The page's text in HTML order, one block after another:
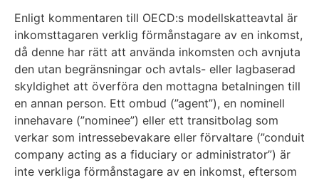
Enligt kommentaren till OECD:s modellskatteavtal är
inkomsttagaren verklig förmånstagare av en inkomst,
då denne har rätt att använda inkomsten och avnjuta
den utan begränsningar och avtals- eller lagbaserad
skyldighet att överföra den mottagna betalningen till
en annan person. Ett ombud (”agent”), en nominell
innehavare (”nominee”) eller ett transitbolag som
verkar som intressebevakare eller förvaltare (”conduit
company acting as a fiduciary or administrator”) är
inte verkliga förmånstagare av en inkomst, eftersom